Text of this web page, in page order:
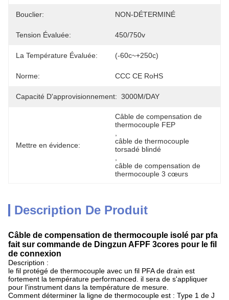
Bouclier: NON-DÉTERMINÉ
Tension Évaluée: 450/750v
La Température Évaluée: (-60c~+250c)
Norme: CCC CE RoHS
Capacité D'approvisionnement: 3000M/DAY
Mettre en évidence:
Câble de compensation de
thermocouple FEP
câble de thermocouple
torsadé blindé
câble de compensation de
thermocouple 3 cœurs
Description De Produit
Câble de compensation de thermocouple isolé par pfa
fait sur commande de Dingzun AFPF 3cores pour le fil
de connexion
Description :
le fil protégé de thermocouple avec un fil PFA de drain est
fortement la température performanced. il sera de s'appliquer
pour l'instrument dans la température de mesure.
Comment déterminer la ligne de thermocouple est : Type 1 de J